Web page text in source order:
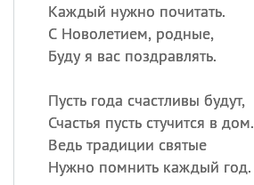
Каждый нужно почитать.
С Новолетием, родные,
Буду я вас поздравлять.
Пусть года счастливы будут,
Счастья пусть стучится в дом.
Ведь традиции святые
Нужно помнить каждый год.